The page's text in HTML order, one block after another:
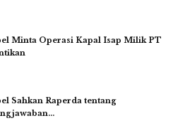
Minta Operasi Kapal Isap Milik PT
Sahkan Raperda tentang